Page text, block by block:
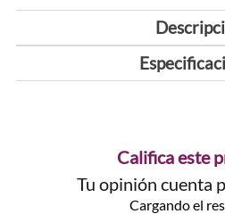
Califica este
Tu opinión cuenta
Cargando el